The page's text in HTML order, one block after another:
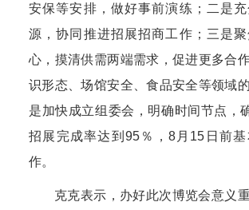
安保等安排，做好事前演练；二是
源，协同推进招展招商工作；三是
心，摸清供需两端需求，促进更多合
识形态、场馆安全、食品安全等领域
是加快成立组委会，明确时间节点，
招展完成率达到95％，8月15日前基
作。
克克表示，办好此次博览会意义